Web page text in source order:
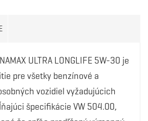
ULTRA LONGLIFE 5W-30 je
pre všetky benzínové a
vozidiel vyžadujúcich
špecifikácie VW 504.00,